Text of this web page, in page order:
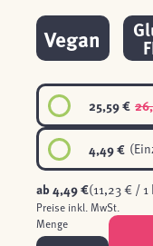
Vegan
25,59 €
4,49 €
ab4,49 €(11,23 € / 1
Preise inkl. MwSt.
Menge